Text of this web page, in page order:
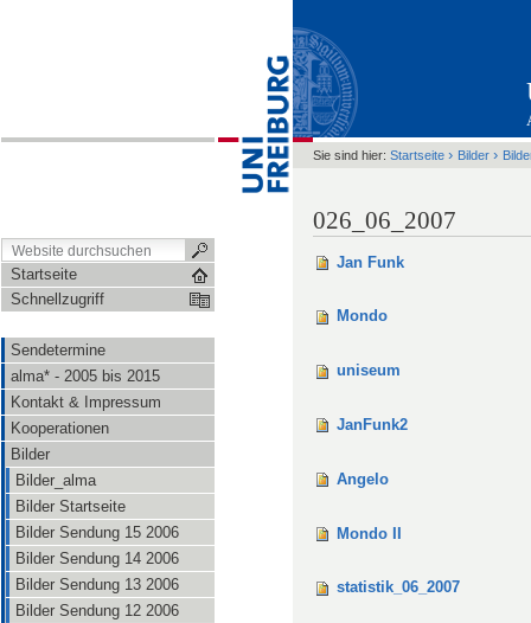
Startseite
Schnellzugriff
Sendetermine
alma* - 2005 bis 2015
Kontakt & Impressum
Kooperationen
Bilder
Bilder_alma
Bilder Startseite
Bilder Sendung 15 2006
Bilder Sendung 14 2006
Bilder Sendung 13 2006
Bilder Sendung 12 2006
Sie sind hier: Startseite › Bilder ›
026_06_2007
Jan Funk
Mondo
uniseum
JanFunk2
Angelo
Mondo II
statistik_06_2007